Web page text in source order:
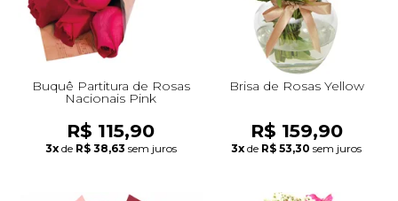
Buquê Partitura de Rosas
Nacionais Pink
R$ 115,90
3x de R$ 38,63 sem juros
Brisa de Rosas Yellow
R$ 159,90
3x de R$ 53,30 sem juros